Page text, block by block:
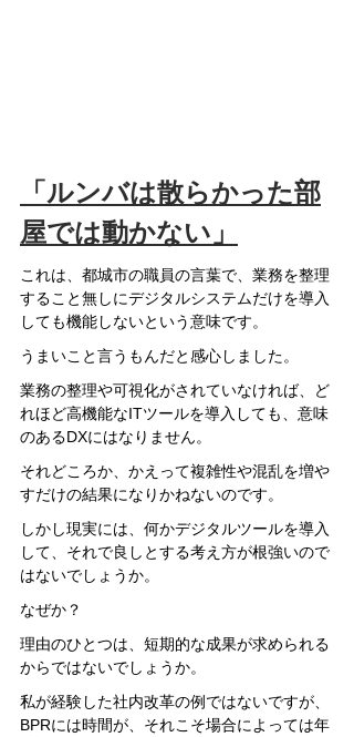
「ルンバは散らかった部
屋では動かない」
これは、都城市の職員の言葉で、業務を整理
すること無しにデジタルシステムだけを導入
しても機能しないという意味です。
うまいこと言うもんだと感心しました。
業務の整理や可視化がされていなければ、ど
れほど高機能なITツールを導入しても、意味
のあるDXにはなりません。
それどころか、かえって複雑性や混乱を増や
すだけの結果になりかねないのです。
しかし現実には、何かデジタルツールを導入
して、それで良しとする考え方が根強いので
はないでしょうか。
なぜか？
理由のひとつは、短期的な成果が求められる
からではないでしょうか。
私が経験した社内改革の例ではないですが、
BPRには時間が、それこそ場合によっては年